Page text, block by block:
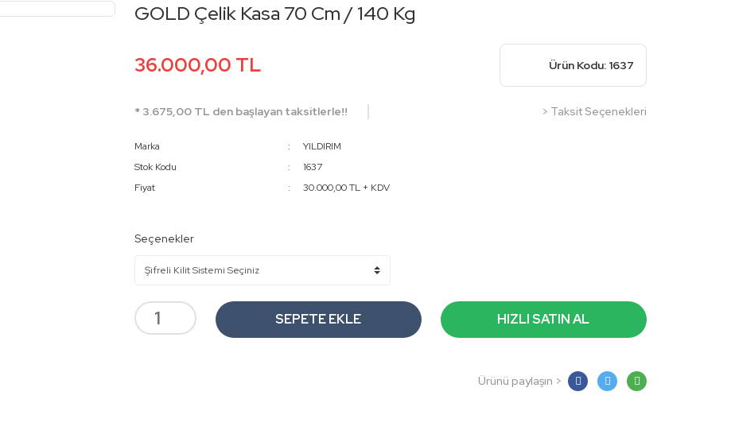
GOLD Çelik Kasa 70 Cm / 140 Kg
36.000,00 TL Ürün Kodu: 1637
* 3.675,00 TL den başlayan taksitlerle!! > Taksit Seçenekleri
Marka
YILDIRIM
Stok Kodu
1637
Fiyat
30.000,00 TL + KDV
Seçenekler
SEPETE EKLE HIZLI SATIN AL
Ürünü paylaşın >